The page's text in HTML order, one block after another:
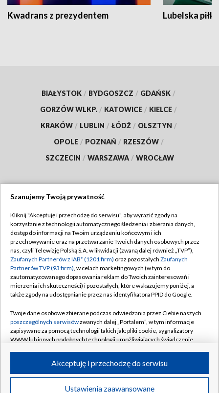
Kwadrans z prezydentem Lubelska piłka
BIAŁYSTOK / BYDGOSZCZ / GDAŃSK /
GORZÓW WLKP. / KATOWICE / KIELCE /
KRAKÓW / LUBLIN / ŁÓDŹ / OLSZTYN /
OPOLE / POZNAŃ / RZESZÓW /
SZCZECIN / WARSZAWA / WROCŁAW
TVP
Abonament TVP
Emisja w TVP
Centrum informacji TVP
Naziemna Telewizja Cyfrowa
Rada Programowa
System NOS
Informacje o nadawcy
Program dla prasy
Regulamin TVP
Polityka prywatności
Moje zgody
Pomoc
Kontakt
Kanały
©2026 Telewizja Polska S.A. w likwidacji
Szanujemy Twoją prywatność
Kliknij "Akceptuję i przechodzę do serwisu", aby wyrazić zgody na
korzystanie z technologii automatycznego śledzenia i zbierania danych,
dostęp do informacji na Twoim urządzeniu końcowym i ich
przechowywanie oraz na przetwarzanie Twoich danych osobowych przez
nas, czyli Telewizję Polską S.A. w likwidacji (zwaną dalej również „TVP”),
Zaufanych Partnerów z IAB* (1201 firm) oraz pozostałych Zaufanych
Partnerów TVP (93 firm), w celach marketingowych (w tym do
zautomatyzowanego dopasowania reklam do Twoich zainteresowań i
mierzenia ich skuteczności) i pozostałych, które wskazujemy poniżej, a
także zgody na udostępnianie przez nas identyfikatora PPID do Google.
Twoje dane osobowe zbierane podczas odwiedzania przez Ciebie naszych
poszczególnych serwisówzwanych dalej „Portalem”, w tym informacje
zapisywane za pomocą technologii takich jak: pliki cookie, sygnalizatory
WWW lub innych podobnych technologii umożliwiających świadczenie
ruchu w Internecie.
Twoje dane osobowe zbierane podczas odwiedzania przez Ciebie
Ustawienia zaawansowane
Akceptuję i przechodzę do serwisu